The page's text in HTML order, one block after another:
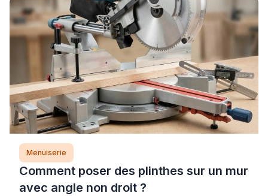
l’ensemble. Au-delà de l’apparente simplicité d’une
table rectangulaire classique, l’ajout d’un
mécanisme d’extension soulève des questions
concrètes de centre de gravité, de charge
admissible […]
Menuiserie
Comment poser des plinthes sur un mur
avec angle non droit ?